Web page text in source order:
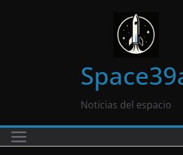
Noticias del espacio